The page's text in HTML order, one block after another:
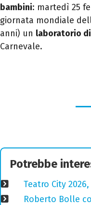
bambini: martedì 25
giornata mondiale
anni) un laboratorio
Carnevale.
Potrebbe
Teatro City
Roberto Bolle